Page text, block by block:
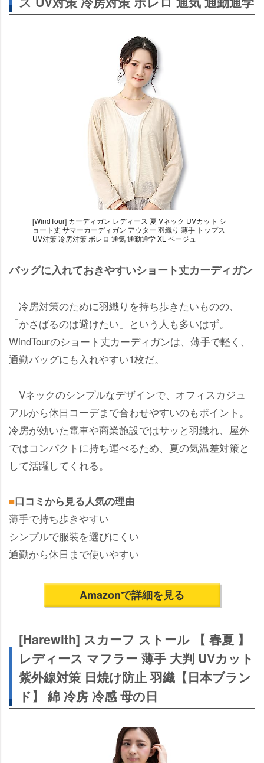
[WindTour] カーディガン レディース 夏 Vネック UVカット シ
ョート丈 サマーカーディガン アウター 羽織り 薄手 トップス
UV対策 冷房対策 ボレロ 通気 通勤通学 XL ベージュ
バッグに入れておきやすいショート丈カーディガン
冷房対策のために羽織りを持ち歩きたいものの、
「かさばるのは避けたい」という人も多いはず。
WindTourのショート丈カーディガンは、薄手で軽く、
通勤バッグにも入れやすい1枚だ。
Vネックのシンプルなデザインで、オフィスカジュ
アルから休日コーデまで合わせやすいのもポイント。
冷房が効いた電車や商業施設ではサッと羽織れ、屋外
ではコンパクトに持ち運べるため、夏の気温差対策と
して活躍してくれる。
■口コミから見る人気の理由
薄手で持ち歩きやすい
シンプルで服装を選びにくい
通勤から休日まで使いやすい
Amazonで詳細を見る
[Harewith] スカーフ ストール 【 春夏 】
レディース マフラー 薄手 大判 UVカット
紫外線対策 日焼け防止 羽織【日本ブラン
ド】 綿 冷房 冷感 母の日